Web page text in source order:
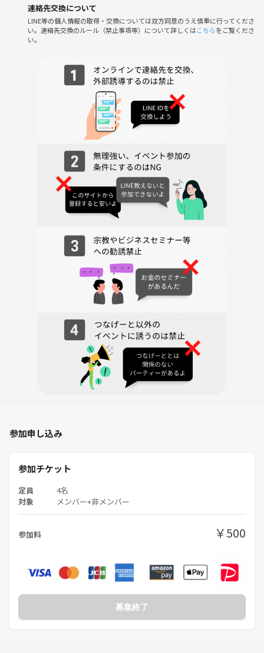
連絡先交換について
LINE等の個人情報の取得・交換については双方同意のうえ慎重に行ってくださ
い。連絡先交換のルール（禁止事項等）について詳しくはこちらをご覧くださ
い。
参加申し込み
参加チケット
定員 4名
対象 メンバー+非メンバー
参加料 ￥500
募集終了